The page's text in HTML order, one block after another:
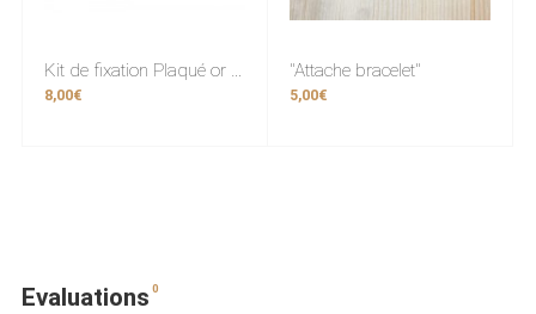
Kit de fixation Plaqué or (fermoir)
8,00€
"Attache bracelet"
5,00€
Evaluations 0